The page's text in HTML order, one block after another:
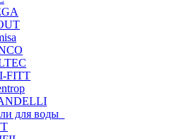
FITT
для воды